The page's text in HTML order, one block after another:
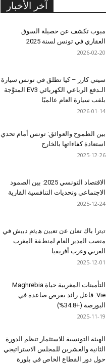
آخر الأخبار
مبوب تكشف عن حصيلة السوق
العقاري في تونس لسنة 2025
2026-02-20
سيتي كارز – كيا تطلق في تونس سيارة
الـدفع الرباعي الكهربائي EV3 المتوَّجة
بلقب سيارة العام عالميًا
2026-01-14
بين الطموح والعوائق: تونس أمام تحدي
استعادة كفاءاتها بالخارج
2025-12-26
الاقتصاد التونسي 2025: بين الصمود
الاجتماعي وتحديات التنافسية القارية
2025-12-24
ﺗﯾﺗرا ﺑﺎك ﺗﻌﻠن ﻋن ﺗﻌﯾﯾن ھﯾﺛم دﺑﯾش ﻓﻲ
ﻣﻧﺻب اﻟﻣدﯾر اﻟﻌﺎم ﻟﻣﻧطﻘﺔ اﻟﻣﻐرب
اﻟﻌرﺑﻲ وﻏرب أﻓرﯾﻘﯾﺎ
2025-12-01
التأمينات المغربية حياة Maghrebia
Vie: فاعل رائد بفرص صاعدة في
البورصة (+34.8%)
2025-11-19
الهيئة التونسية للاستثمار تنظم الدورة
الثانية والعشرين للمجلس الاستراتيجي
حول دور القطاع الخاص في بلورة